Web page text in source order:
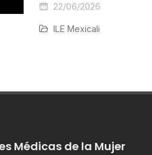
22/06/2026
ILE Mexicali
Médicas de la Mujer